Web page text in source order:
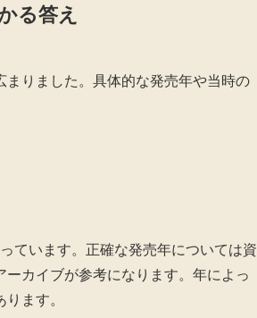
る答え
りました。具体的な発売年や当時の
ています。正確な発売年については資
カイブが参考になります。年によっ
ます。